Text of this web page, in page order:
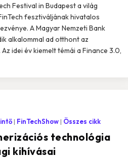
Festival in Budapest a világ
fesztiváljának hivatalos
A Magyar Nemzeti Bank
alkalommal ad otthont az
idei év kiemelt témái a Finance 3.0,
technológia
kihívásai
FinTechShow Összes cikk